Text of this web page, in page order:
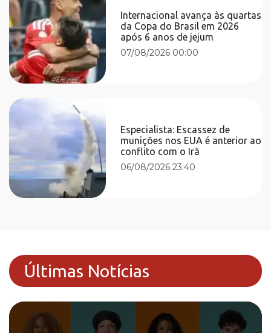
Internacional avança às quartas
da Copa do Brasil em 2026
após 6 anos de jejum
07/08/2026 00:00
Especialista: Escassez de
munições nos EUA é anterior ao
conflito com o Irã
06/08/2026 23:40
Últimas Notícias